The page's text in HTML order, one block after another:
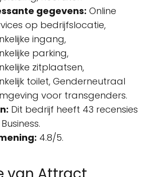
gegevens: Online
op bedrijfslocatie,
ingang,
parking,
zitplaatsen,
toilet, Genderneutraal
voor transgenders.
Dit bedrijf heeft 43 recensies
4.8/5.